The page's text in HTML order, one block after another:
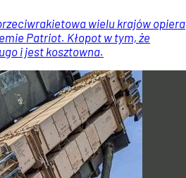
wielu krajów opiera
Patriot. Kłopot w tym, że
i jest kosztowna.